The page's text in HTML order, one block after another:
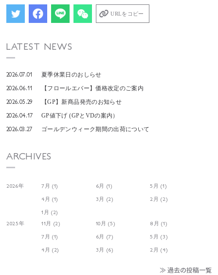
URLをコピー
LATEST NEWS
2026.07.01 夏季休業日のおしらせ
2026.06.11 【フロールエバー】価格改定のご案内
2026.05.29 【GP】新商品発売のお知らせ
2026.04.17 GP値下げ (GPとVDの案内）
2026.03.27 ゴールデンウィーク期間の出荷について
ARCHIVES
2026年 7月 (1) 6月 (1)
5月 (1)
4月 (1)
3月 (2)
2月 (2)
1月 (2)
2025年
11月 (2) 10月 (5)
8月 (1)
7月 (1)
6月 (7)
5月 (3)
4月 (2)
3月 (6) 2月 (4)
≫ 過去の投稿一覧